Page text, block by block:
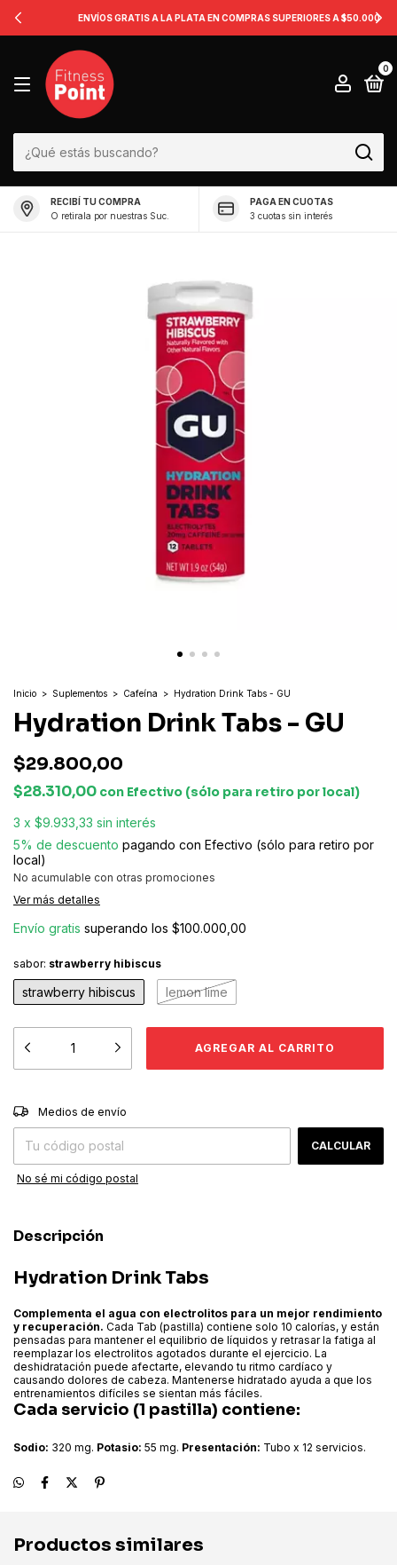
ENVÍOS GRATIS A LA PLATA EN COMPRAS SUPERIORES A $50.000
0
RECIBÍ TU COMPRA
O retirala por nuestras Suc.
PAGA EN CUOTAS
3 cuotas sin interés
Inicio > Suplementos > Cafeína > Hydration Drink Tabs - GU
Hydration Drink Tabs - GU
$29.800,00
$28.310,00 con Efectivo (sólo para retiro por local)
3 x $9.933,33 sin interés
5% de descuento pagando con Efectivo (sólo para retiro por
local)
No acumulable con otras promociones
Ver más detalles
Envío gratis superando los $100.000,00
sabor: strawberry hibiscus
strawberry hibiscus lemon lime
Entregas para el CP:
Medios de envío
CALCULAR
No sé mi código postal
Descripción
Hydration Drink Tabs
Complementa el agua con electrolitos para un mejor rendimiento
y recuperación. Cada Tab (pastilla) contiene solo 10 calorías, y están
pensadas para mantener el equilibrio de líquidos y retrasar la fatiga al
reemplazar los electrolitos agotados durante el ejercicio. La
deshidratación puede afectarte, elevando tu ritmo cardíaco y
causando dolores de cabeza. Mantenerse hidratado ayuda a que los
entrenamientos difíciles se sientan más fáciles.
Cada servicio (1 pastilla) contiene:
Sodio: 320 mg. Potasio: 55 mg. Presentación: Tubo x 12 servicios.
Productos similares